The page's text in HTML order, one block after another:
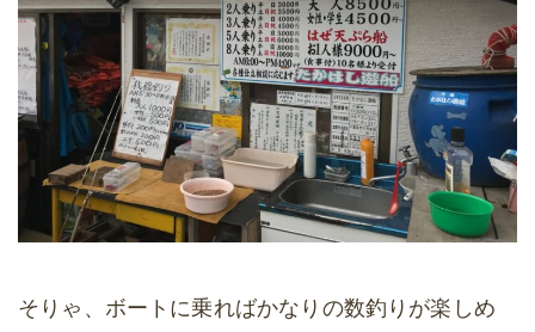
そりゃ、ボートに乗ればかなりの数釣りが楽しめ